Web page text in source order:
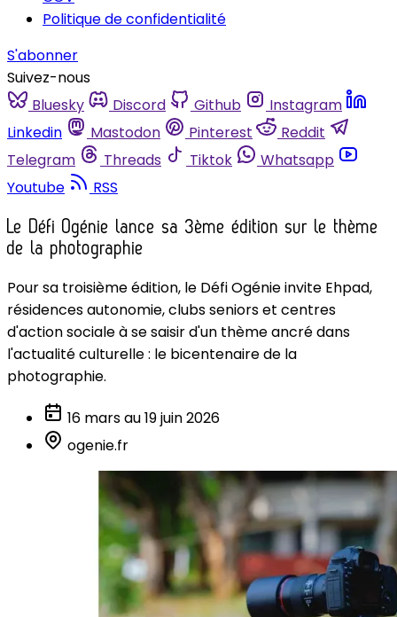
Politique de confidentialité
S'abonner
Suivez-nous
Bluesky
Discord Github
Instagram
Linkedin
Mastodon Pinterest
Reddit
Telegram
Threads Tiktok
Whatsapp
Youtube
RSS
Le Défi Ogénie lance sa 3ème édition sur le thème
de la photographie
Pour sa troisième édition, le Défi Ogénie invite Ehpad,
résidences autonomie, clubs seniors et centres
d'action sociale à se saisir d'un thème ancré dans
l'actualité culturelle : le bicentenaire de la
photographie.
16 mars au 19 juin 2026
ogenie.fr